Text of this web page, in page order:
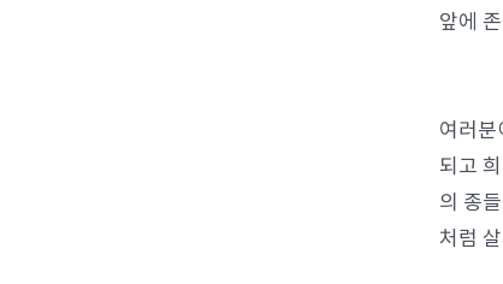
앞에
여러분
되고
의 종
처럼